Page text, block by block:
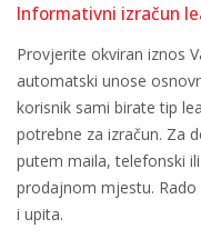
Informativni izračun
Provjerite okviran iznos
automatski unose
korisnik sami birate tip
potrebne za izračun. Za
putem maila, telefonski
prodajnom mjestu.
i upita.